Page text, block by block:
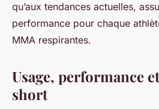
qu’aux tendances actuelles,
performance pour chaque
MMA respirantes.
Usage, performance
short